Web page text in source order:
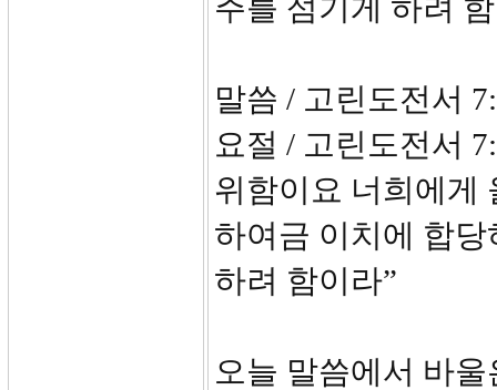
주를 섬기게 하려
말씀 / 고린도전서
요절 / 고린도전서
위함이요 너희에게
하여금 이치에 합
하려 함이라”
오늘 말씀에서 바